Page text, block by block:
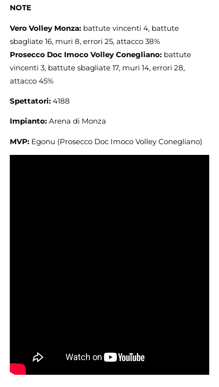
NOTE
Vero Volley Monza: battute vincenti 4, battute
sbagliate 16, muri 8, errori 25, attacco 38%
Prosecco Doc Imoco Volley Conegliano: battute
vincenti 3, battute sbagliate 17, muri 14, errori 28,
attacco 45%
Spettatori: 4188
Impianto: Arena di Monza
MVP: Egonu (Prosecco Doc Imoco Volley Conegliano)